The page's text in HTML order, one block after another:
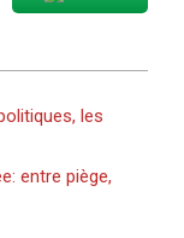
les
entre piège,